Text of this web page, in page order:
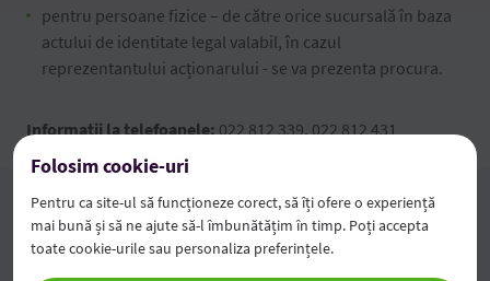
pentru persoane fizice – de către orice sucursală în baza
actului de identitate legal valabil, în cazul
reprezentantului acționarului - se va prezenta procura.
Informaţii la telefoanele:022 812 339, 022 812 431
Persoane fizice
Folosim cookie-uri
Pentru ca site-ul să funcționeze corect, să îți ofere o experiență
mai bună și să ne ajute să-l îmbunătățim în timp. Poți accepta
toate cookie-urile sau personaliza preferințele.